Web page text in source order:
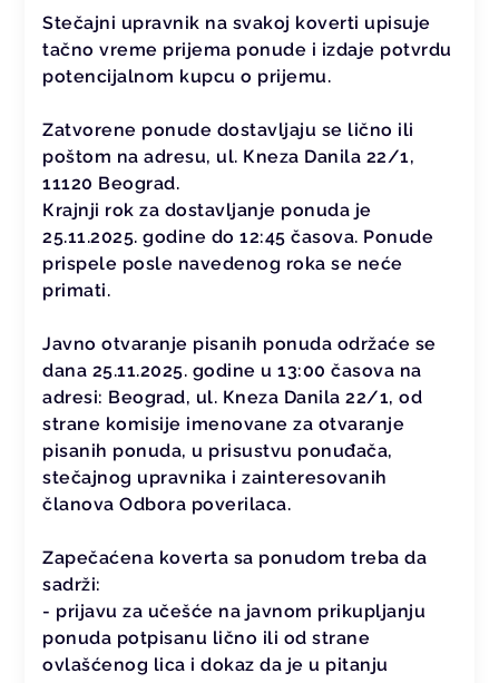
Stečajni upravnik na svakoj koverti upisuje
tačno vreme prijema ponude i izdaje potvrdu
potencijalnom kupcu o prijemu.
Zatvorene ponude dostavljaju se lično ili
poštom na adresu, ul. Кneza Danila 22/1,
11120 Beograd.
Кrajnji rok za dostavljanje ponuda je
25.11.2025. godine do 12:45 časova. Ponude
prispele posle navedenog roka se neće
primati.
Javno otvaranje pisanih ponuda održaće se
dana 25.11.2025. godine u 13:00 časova na
adresi: Beograd, ul. Кneza Danila 22/1, od
strane komisije imenovane za otvaranje
pisanih ponuda, u prisustvu ponuđača,
stečajnog upravnika i zainteresovanih
članova Odbora poverilaca.
Zapečaćena koverta sa ponudom treba da
sadrži:
- prijavu za učešće na javnom prikupljanju
ponuda potpisanu lično ili od strane
ovlašćenog lica i dokaz da je u pitanju